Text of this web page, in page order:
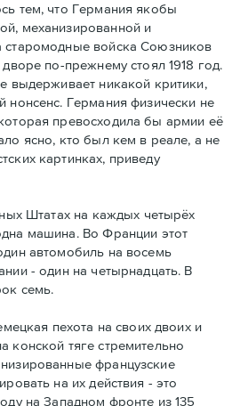
тем, что Германия якобы
механизированной и
старомодные войска Союзников
по-прежнему стоял 1918 год.
выдерживает никакой критики,
нонсенс. Германия физически не
превосходила бы армии её
ясно, кто был кем в реале, а не
картинках, приведу
Штатах на каждых четырёх
машина. Во Франции этот
автомобиль на восемь
- один на четырнадцать. В
семь.
пехота на своих двоих и
конской тяге стремительно
французские
на их действия - это
на Западном фронте из 135